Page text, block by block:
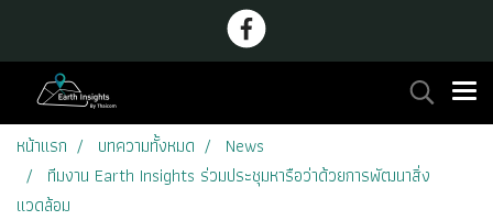
หน้าแรก บทความทั้งหมด
News
ทีมงาน Earth Insights ร่วมประชุมหารือว่าด้วยการพัฒนาสิ่ง
แวดล้อม